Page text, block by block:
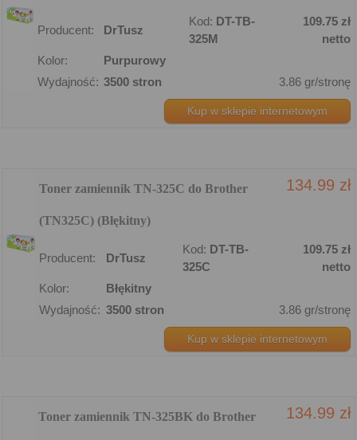
Producent: DrTusz
Kod: DT-TB-
325M
109.75 zł
netto
Kolor:
Purpurowy
Wydajność: 3500 stron 3.86 gr/stronę
Kup w sklepie internetowym
Toner zamiennik TN-325C do Brother
(TN325C) (Błękitny)
134.99 zł
Producent: DrTusz
Kod: DT-TB-
325C
109.75 zł
netto
Kolor:
Błękitny
Wydajność: 3500 stron 3.86 gr/stronę
Kup w sklepie internetowym
Toner zamiennik TN-325BK do Brother 134.99 zł